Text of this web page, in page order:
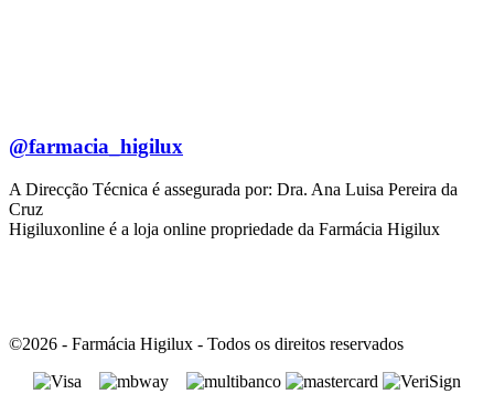
@farmacia_higilux
A Direcção Técnica é assegurada por: Dra. Ana Luisa Pereira da
Cruz
Higiluxonline é a loja online propriedade da Farmácia Higilux
©2026 - Farmácia Higilux - Todos os direitos reservados